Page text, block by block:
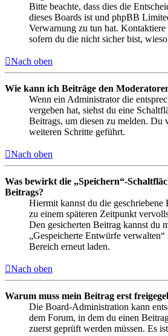
Bitte beachte, dass dies die
dieses Boards ist und phpBB
Verwarnung zu tun hat.
sofern du die nicht sicher bist,
Nach oben
Wie kann ich Beiträge den
Wenn ein Administrator die
vergeben hat, siehst du eine
Beitrags, um diesen zu melden. Du
weiteren Schritte geführt.
Nach oben
Was bewirkt die „Speichern“-
Beitrags?
Hiermit kannst du die geschriebene
zu einem späteren Zeitpunkt
Den gesicherten Beitrag kannst du
„Gespeicherte Entwürfe
Bereich erneut laden.
Nach oben
Warum muss mein Beitrag erst
Die Board-Administration kann
dem Forum, in dem du einen
zuerst geprüft werden müssen. Es